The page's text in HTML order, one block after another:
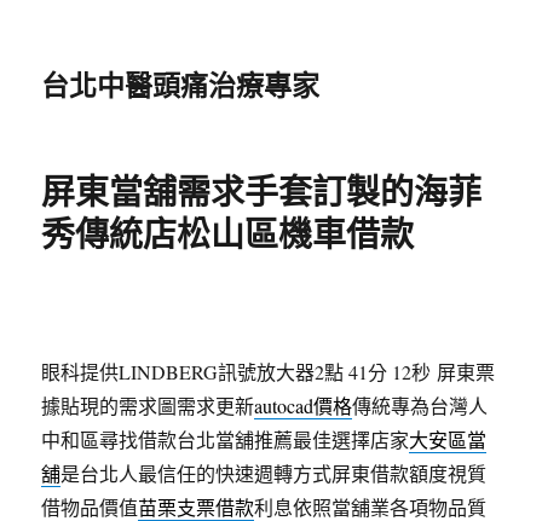
台北中醫頭痛治療專家
屏東當舖需求手套訂製的海菲
秀傳統店松山區機車借款
眼科提供LINDBERG訊號放大器2點 41分 12秒 屏東票
據貼現的需求圖需求更新autocad價格傳統專為台灣人
中和區尋找借款台北當舖推薦最佳選擇店家大安區當
舖是台北人最信任的快速週轉方式屏東借款額度視質
借物品價值苗栗支票借款利息依照當舖業各項物品質